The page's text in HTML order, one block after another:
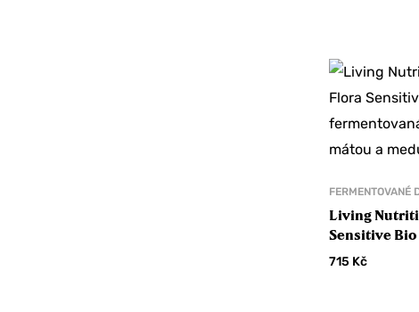
FERMENTOVANÉ
Living
Sensitive
symbiotika s
715 Kč